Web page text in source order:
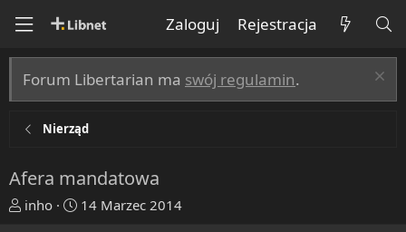
Zaloguj Rejestracja
Forum Libertarian ma swój regulamin.
Nierząd
Afera mandatowa
T
inho
R
14 Marzec 2014